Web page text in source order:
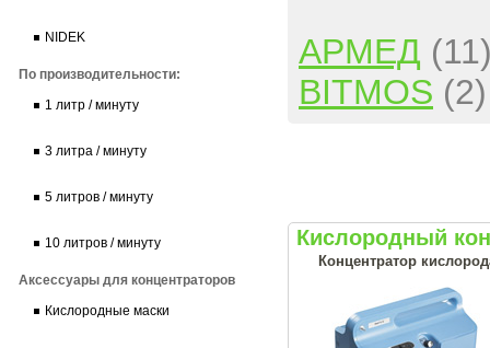
NIDEK
По производительности:
1 литр / минуту
3 литра / минуту
5 литров / минуту
10 литров / минуту
Аксессуары для концентраторов
Кислородные маски
АРМЕД
BITMOS (2)
Кислородный
Концентратор